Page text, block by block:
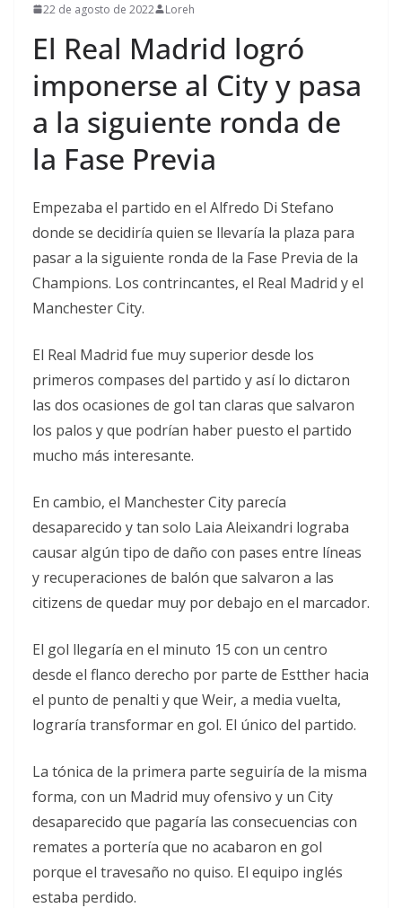
22 de agosto de 2022 Loreh
El Real Madrid logró
imponerse al City y pasa
a la siguiente ronda de
la Fase Previa
Empezaba el partido en el Alfredo Di Stefano
donde se decidiría quien se llevaría la plaza para
pasar a la siguiente ronda de la Fase Previa de la
Champions. Los contrincantes, el Real Madrid y el
Manchester City.
El Real Madrid fue muy superior desde los
primeros compases del partido y así lo dictaron
las dos ocasiones de gol tan claras que salvaron
los palos y que podrían haber puesto el partido
mucho más interesante.
En cambio, el Manchester City parecía
desaparecido y tan solo Laia Aleixandri lograba
causar algún tipo de daño con pases entre líneas
y recuperaciones de balón que salvaron a las
citizens de quedar muy por debajo en el marcador.
El gol llegaría en el minuto 15 con un centro
desde el flanco derecho por parte de Estther hacia
el punto de penalti y que Weir, a media vuelta,
lograría transformar en gol. El único del partido.
La tónica de la primera parte seguiría de la misma
forma, con un Madrid muy ofensivo y un City
desaparecido que pagaría las consecuencias con
remates a portería que no acabaron en gol
porque el travesaño no quiso. El equipo inglés
estaba perdido.